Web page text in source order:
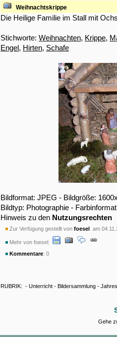
Weihnachtskrippe
Die Heilige Familie im Stall mit
Stichworte: Weihnachten, Krippe,
Engel, Hirten, Schafe
Bildformat: JPEG - Bildgröße:
Bildtyp: Photographie -
Hinweis zu den Nutzungsrechten
Zur Verfügung gestellt von foesel am
Mehr von foesel:
Kommentare: 0
RUBRIK: - Unterricht - Bildersammlung -
Gehe